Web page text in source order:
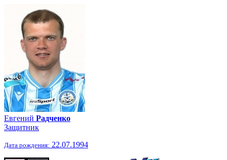
Евгений Радченко
Защитник
Дата рождения: 22.07.1994